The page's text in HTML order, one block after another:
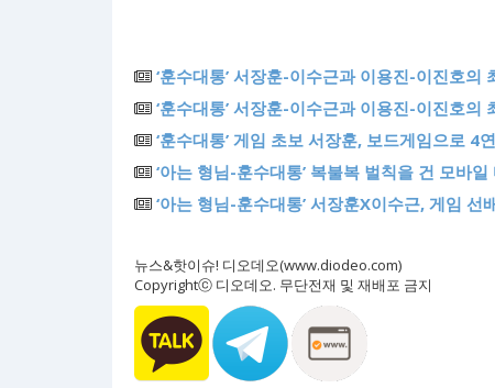
‘훈수대통’ 서장훈-이수근과 이용진-이진호
‘훈수대통’ 서장훈-이수근과 이용진-이진호의
‘훈수대통’ 게임 초보 서장훈, 보드게임으로 4
‘아는 형님-훈수대통’ 복불복 벌칙을 건 모바
‘아는 형님-훈수대통’ 서장훈X이수근, 게임 선
뉴스&핫이슈! 디오데오(www.diodeo.com)
Copyrightⓒ 디오데오. 무단전재 및 재배포 금지